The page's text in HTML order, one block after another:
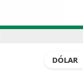
DÓLAR